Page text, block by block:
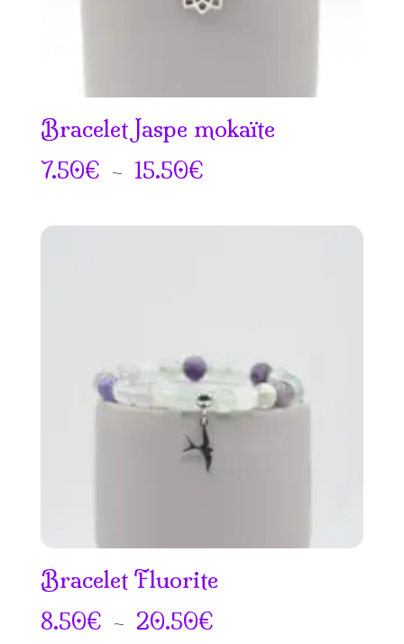
Bracelet Jaspe mokaïte
7.50€ – 15.50€Plage
Bracelet Fluorite
8.50€ – 20.50€Plage